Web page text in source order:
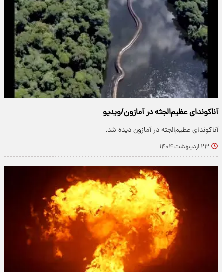
آناکوندای عظیم‌الجثه در آمازون/ویدیو
آناکوندای عظیم‌الجثه در آمازون دیده شد.
۲۳ اردیبهشت ۱۴۰۴